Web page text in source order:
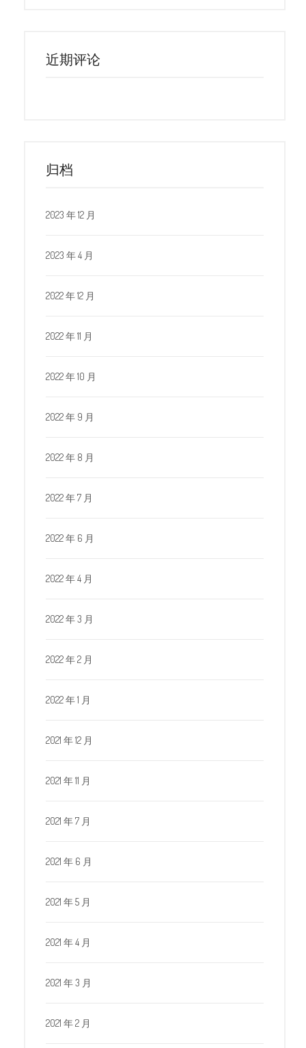
近期评论
归档
2023 年 12 月
2023 年 4 月
2022 年 12 月
2022 年 11 月
2022 年 10 月
2022 年 9 月
2022 年 8 月
2022 年 7 月
2022 年 6 月
2022 年 4 月
2022 年 3 月
2022 年 2 月
2022 年 1 月
2021 年 12 月
2021 年 11 月
2021 年 7 月
2021 年 6 月
2021 年 5 月
2021 年 4 月
2021 年 3 月
2021 年 2 月